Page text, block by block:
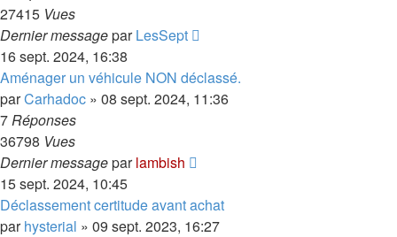
27415 Vues
Dernier messageparLesSept
16 sept. 2024, 16:38
Aménager un véhicule NON déclassé.
parCarhadoc » 08 sept. 2024, 11:36
7Réponses
36798 Vues
Dernier messageparlambish
15 sept. 2024, 10:45
Déclassement certitude avant achat
parhysterial » 09 sept. 2023, 16:27